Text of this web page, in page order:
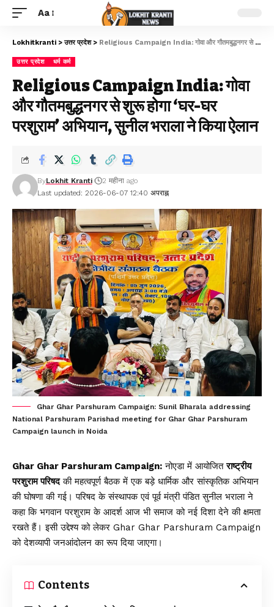
Aa
Lokhitkranti >उत्तर प्रदेश> Religious Campaign India: गोवा और गौतमबुद्धनगर से शुरू होगा ‘घर-घर परशुराम’ अभियान, सुनील भराला ने किया ऐलान
उत्तर प्रदेश धर्म कर्म
Religious Campaign India: गोवा
और गौतमबुद्धनगर से शुरू होगा ‘घर-घर
परशुराम’ अभियान, सुनील भराला ने किया ऐलान
Last updated: 2026-06-07 12:40 अपराह्न
ByLokhit Kranti 2 महीना ago
Ghar Ghar Parshuram Campaign: Sunil Bharala addressing
National Parshuram Parishad meeting for Ghar Ghar Parshuram
Campaign launch in Noida
Ghar Ghar Parshuram Campaign: नोएडा में आयोजितराष्ट्रीय
परशुराम परिषदकी महत्वपूर्ण बैठक में एक बड़े धार्मिक और सांस्कृतिक अभियान
की घोषणा की गई। परिषद के संस्थापक एवं पूर्व मंत्री पंडित सुनील भराला ने
कहा कि भगवान परशुराम के आदर्श आज भी समाज को नई दिशा देने की क्षमता
रखते हैं। इसी उद्देश्य को लेकर Ghar Ghar Parshuram Campaign
को देशव्यापी जनआंदोलन का रूप दिया जाएगा।
Contents